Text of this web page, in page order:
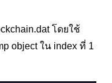
โดยใช้
object ใน index ที่ 1